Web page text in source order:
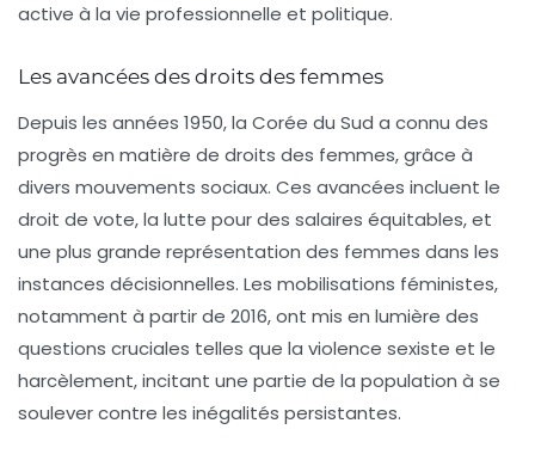
active à la vie professionnelle et politique.
Les avancées des droits des femmes
Depuis les années 1950, la Corée du Sud a connu des
progrès en matière de droits des femmes, grâce à
divers mouvements sociaux. Ces avancées incluent le
droit de vote, la lutte pour des salaires équitables, et
une plus grande représentation des femmes dans les
instances décisionnelles. Les mobilisations féministes,
notamment à partir de 2016, ont mis en lumière des
questions cruciales telles que la violence sexiste et le
harcèlement, incitant une partie de la population à se
soulever contre les inégalités persistantes.